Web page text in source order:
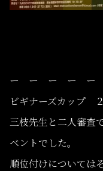
ー ー ー ー ー
ビギナーズカップ
三枝先生と二人審査
ベントでした。
順位付けについては